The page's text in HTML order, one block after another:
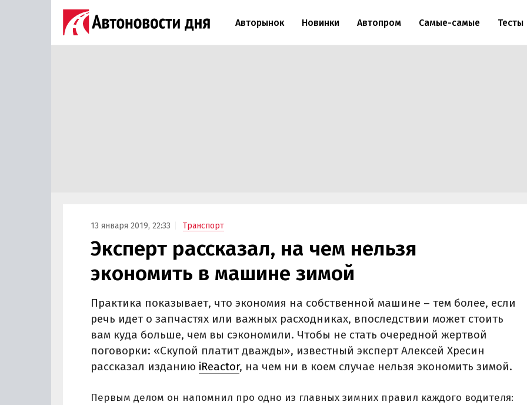
Авторынок Новинки Автопром Самые-самые Тесты
13 января 2019, 22:33 Транспорт
Эксперт рассказал, на чем нельзя
экономить в машине зимой
Практика показывает, что экономия на собственной машине – тем более, если
речь идет о запчастях или важных расходниках, впоследствии может стоить
вам куда больше, чем вы сэкономили. Чтобы не стать очередной жертвой
поговорки: «Скупой платит дважды», известный эксперт Алексей Хресин
рассказал изданию iReactor, на чем ни в коем случае нельзя экономить зимой.
Первым делом он напомнил про одно из главных зимних правил каждого водителя: